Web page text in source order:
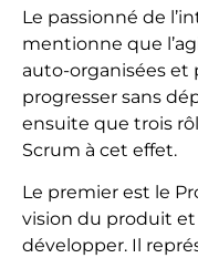
Le passionné de
mentionne que
auto-organisées et
progresser sans
ensuite que trois
Scrum à cet effet.
Le premier est le
vision du produit
développer. Il